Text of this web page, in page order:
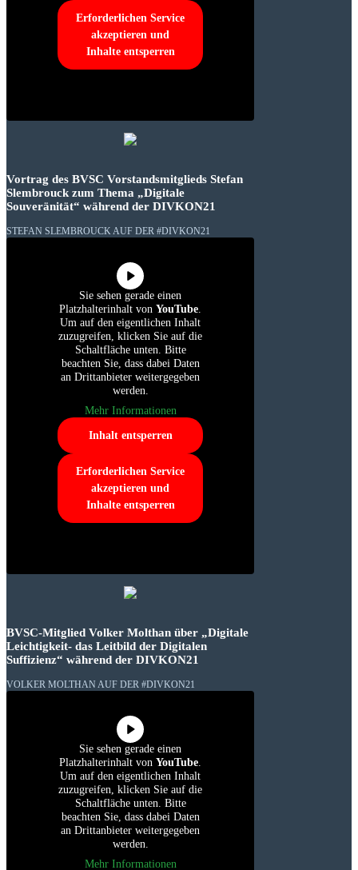
Erforderlichen Service
akzeptieren und
Inhalte entsperren
Vortrag des BVSC Vorstandsmitglieds Stefan
Slembrouck zum Thema „Digitale
Souveränität“ während der DIVKON21
STEFAN SLEMBROUCK AUF DER #DIVKON21
Sie sehen gerade einen
Platzhalterinhalt von YouTube.
Um auf den eigentlichen Inhalt
zuzugreifen, klicken Sie auf die
Schaltfläche unten. Bitte
beachten Sie, dass dabei Daten
an Drittanbieter weitergegeben
werden.
Mehr Informationen
Inhalt entsperren
Erforderlichen Service
akzeptieren und
Inhalte entsperren
BVSC-Mitglied Volker Molthan über „Digitale
Leichtigkeit- das Leitbild der Digitalen
Suffizienz“ während der DIVKON21
VOLKER MOLTHAN AUF DER #DIVKON21
Sie sehen gerade einen
Platzhalterinhalt von YouTube.
Um auf den eigentlichen Inhalt
zuzugreifen, klicken Sie auf die
Schaltfläche unten. Bitte
beachten Sie, dass dabei Daten
an Drittanbieter weitergegeben
werden.
Mehr Informationen